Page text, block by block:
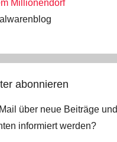
Millionendorf
abonnieren
über neue Beiträge und
informiert werden?